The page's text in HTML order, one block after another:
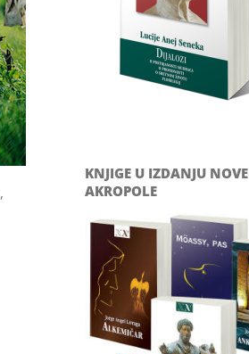
KNJIGE U IZDANJU NOVE
AKROPOLE